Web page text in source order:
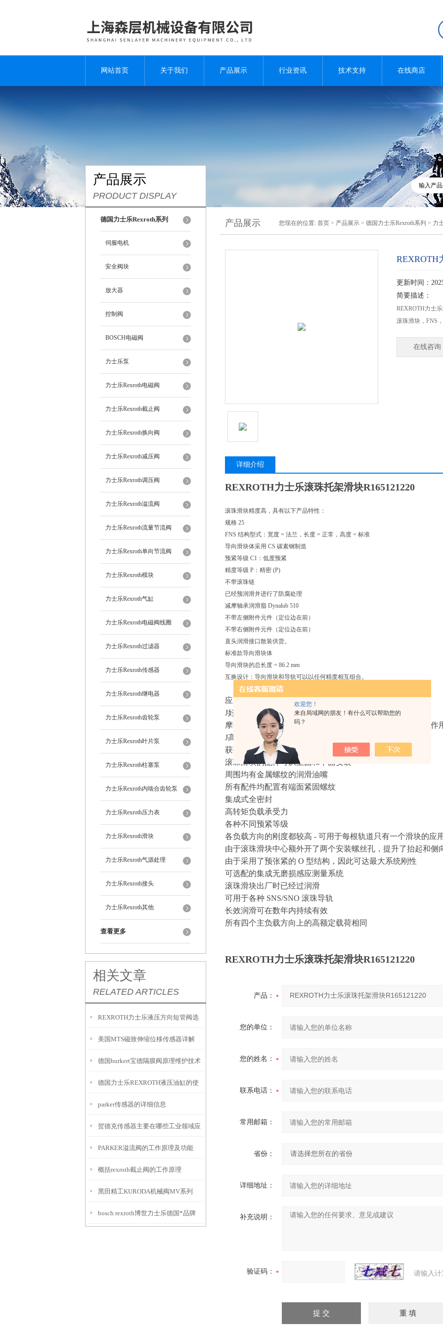
欢迎您！
来自局域网的朋友！有什么可以帮助您的
吗？
网站首页 关于我们 产品展示 行业资讯 技术支持 在线商店
产品展示
PRODUCT DISPLAY
德国力士乐Rexroth系列
伺服电机
安全阀块
放大器
控制阀
BOSCH电磁阀
力士乐泵
力士乐Rexroth电磁阀
力士乐Rexroth截止阀
力士乐Rexroth换向阀
力士乐Rexroth减压阀
力士乐Rexroth调压阀
力士乐Rexroth溢流阀
力士乐Rexroth流量节流阀
力士乐Rexroth单向节流阀
力士乐Rexroth模块
力士乐Rexroth气缸
力士乐Rexroth电磁阀线圈
力士乐Rexroth过滤器
力士乐Rexroth传感器
力士乐Rexroth继电器
力士乐Rexroth齿轮泵
力士乐Rexroth叶片泵
力士乐Rexroth柱塞泵
力士乐Rexroth内啮合齿轮泵
力士乐Rexroth压力表
力士乐Rexroth滑块
力士乐Rexroth气源处理
力士乐Rexroth接头
力士乐Rexroth其他
查看更多
相关文章
RELATED ARTICLES
REXROTH力士乐液压方向短管阀选
型指南
美国MTS磁致伸缩位移传感器详解
德国burkert宝德隔膜阀原理维护技术
保养
德国力士乐REXROTH液压油缸的使
用保养维护有感而发
parker传感器的详细信息
贺德克传感器主要在哪些工业领域应
用？
PARKER溢流阀的工作原理及功能
概括rexroth截止阀的工作原理
黑田精工KURODA机械阀MV系列
bosch rexroth博世力士乐德国*品牌
产品展示 您现在的位置: 首页 > 产品展示 > 德国力士乐Rexroth系列 > 力
REXROTH
更新时间：
简要描述：
REXROTH力士
滚珠滑块，FNS
在线咨询
详细介绍
REXROTH力士乐滚珠托架滑块R165121220
滚珠滑块精度高，具有以下产品特性：
规格 25
FNS 结构型式：宽度 = 法兰，长度 = 正常，高度 = 标准
导向滑块体采用 CS 碳素钢制造
预紧等级 C1：低度预紧
精度等级 P：精密 (P)
不带滚珠链
已经预润滑并进行了防腐处理
减摩轴承润滑脂 Dynalub 510
不带左侧附件元件（定位边在前）
不带右侧附件元件（定位边在前）
直头润滑接口散装供货。
标准款导向滑块体
导向滑块的总长度 = 86.2 mm
互换设计：导向滑块和导轨可以以任何精度相互组合。
应用范围：适用于较高刚度要求的场合
J好的动态特性
摩擦力波动明显降低、摩擦力水平明显降低，特别是在外力作
J高的精度
获得Z利的入口区可将径流精度提高最多六倍
滚珠滑块的配件可从上面和下面安装
周围均有金属螺纹的润滑油嘴
所有配件均配置有端面紧固螺纹
集成式全密封
高转矩负载承受力
各种不同预紧等级
各负载方向的刚度都较高 - 可用于每根轨道只有一个滑块的应用
由于滚珠滑块中心额外开了两个安装螺丝孔，提升了抬起和侧
由于采用了预张紧的 O 型结构，因此可达最大系统刚性
可选配的集成无磨损感应测量系统
滚珠滑块出厂时已经过润滑
可用于各种 SNS/SNO 滚珠导轨
长效润滑可在数年内持续有效
所有四个主负载方向上的高额定载荷相同
REXROTH力士乐滚珠托架滑块R165121220
产品：
您的单位：
您的姓名：
联系电话：
常用邮箱：
省份：
详细地址：
补充说明：
验证码： 请输入